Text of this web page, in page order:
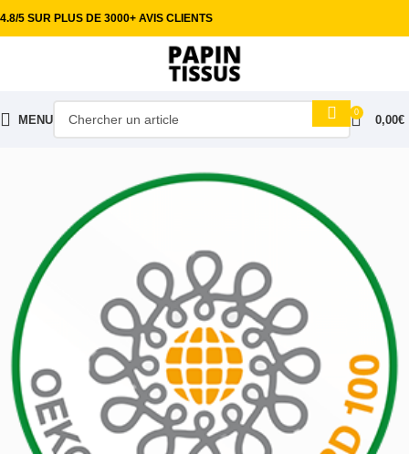
4.8/5 SUR PLUS DE 3000+ AVIS CLIENTS
MENU
0
0,00€